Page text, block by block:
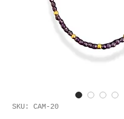
SKU: CAM-20